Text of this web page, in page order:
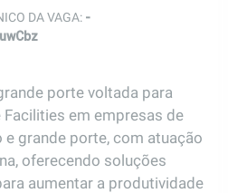
DA VAGA: -
porte voltada para
em empresas de
e grande porte, com atuação
oferecendo soluções
aumentar a produtividade